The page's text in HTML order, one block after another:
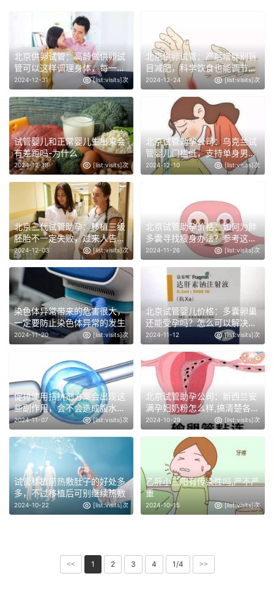
北京供卵试管：高龄做供卵试
管可以这样调理身体，每一项
都很重要
2024-12-31 [list:visits]次
北京供卵试管：产后增胖别盲
目减肥，科学饮食也能调节体
重
2024-12-24 [list:visits]次
试管婴儿和正常婴儿生出来会
有差距吗-为什么
2024-12-18 [list:visits]次
北京试管助孕公司：乌克兰试
管婴儿门槛低，支持单身男
性、同性试管助孕
2024-12-10 [list:visits]次
北京三代试管助孕：移植三级
胚胎不一定失败，过来人告诉
你
2024-12-03 [list:visits]次
北京试管助孕价格：如何为胖
多囊寻找瘦身办法？参考这3
种减肥方法告别烦恼
2024-11-26 [list:visits]次
染色体异常带来的危害很大，
一定要防止染色体异常的发生
2024-11-20 [list:visits]次
北京试管婴儿价格：多囊卵巢
还能受孕吗？怎么可以解决这
种疾病？
2024-11-12 [list:visits]次
促排使用拮抗剂方案会出现这
些副作用，会不会造成腹水还
真不一定
2024-11-07 [list:visits]次
北京试管助孕公司：新西兰安
满孕妇奶粉怎么样,搞清楚各方
面才敢放心喝
2024-10-29 [list:visits]次
试管移植前热敷肚子的好处多
多，不过移植后可别继续热敷
2024-10-22 [list:visits]次
乙肝小三阳有传染性吗,严不严
重
2024-10-15 [list:visits]次
<< 1 2 3 4 1/4 >>